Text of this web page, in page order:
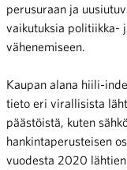
perusuraan ja
vaikutuksia politiikka-
vähenemiseen.
Kaupan alana hiili-
tieto eri virallisista
päästöistä, kuten
hankintaperusteisen
vuodesta 2020